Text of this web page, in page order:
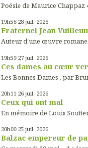
Poésie de Maurice Chappaz
19h56 28 juil. 2026
Fraternel Jean
Auteur d’une œuvre
19h59 27 juil. 2026
Ces dames au cœur
Les Bonnes Dames , par
20h11 26 juil. 2026
Ceux qui ont mal
En mémoire de Louis
20h00 25 juil. 2026
Balzac empereur de